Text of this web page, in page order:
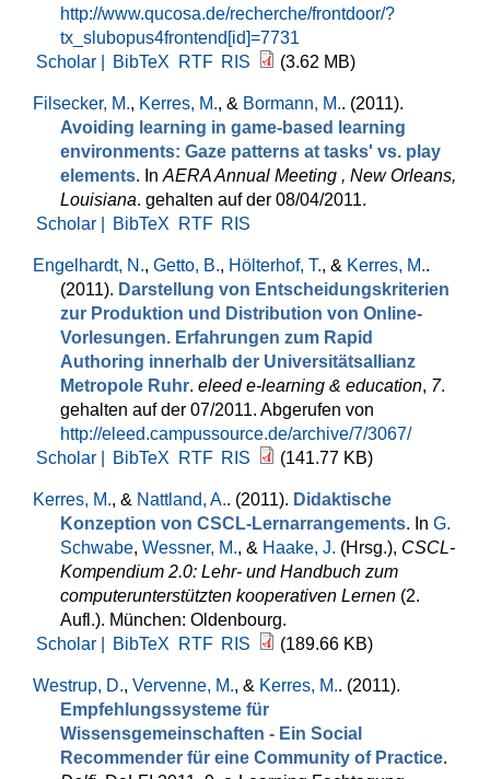
http://www.qucosa.de/recherche/frontdoor/?
tx_slubopus4frontend[id]=7731
Scholar |
BibTeX RTF RIS (3.62 MB)
Filsecker, M., Kerres, M., & Bormann, M.. (2011).
Avoiding learning in game-based learning
environments: Gaze patterns at tasks' vs. play
elements. In AERA Annual Meeting , New Orleans,
Louisiana. gehalten auf der 08/04/2011.
Scholar |
BibTeX RTF RIS
Engelhardt, N., Getto, B., Hölterhof, T., & Kerres, M..
(2011). Darstellung von Entscheidungskriterien
zur Produktion und Distribution von Online-
Vorlesungen. Erfahrungen zum Rapid
Authoring innerhalb der Universitätsallianz
Metropole Ruhr. eleed e-learning & education, 7.
gehalten auf der 07/2011. Abgerufen von
http://eleed.campussource.de/archive/7/3067/
Scholar |
BibTeX RTF RIS (141.77 KB)
Kerres, M., & Nattland, A.. (2011). Didaktische
Konzeption von CSCL-Lernarrangements. In G.
Schwabe, Wessner, M., & Haake, J. (Hrsg.), CSCL-
Kompendium 2.0: Lehr- und Handbuch zum
computerunterstützten kooperativen Lernen (2.
Aufl.). München: Oldenbourg.
Scholar |
BibTeX RTF RIS (189.66 KB)
Westrup, D., Vervenne, M., & Kerres, M.. (2011).
Empfehlungssysteme für
Wissensgemeinschaften - Ein Social
Recommender für eine Community of Practice.